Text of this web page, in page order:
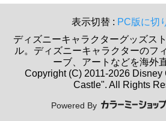
表示切替 : PC版に切
ディズニーキャラクターグッズス
ル。ディズニーキャラクターのフ
ーブ、アートなどを海外
Copyright (C) 2011-2026
Castle". All Rights
Powered By